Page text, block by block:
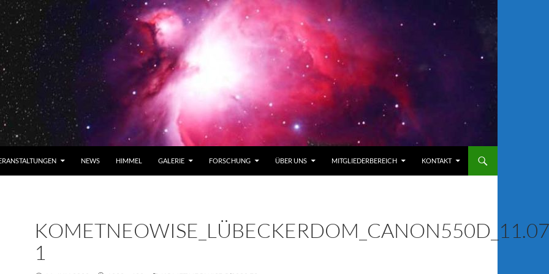
NEWS HIMMEL GALERIE FORSCHUNG ÜBER UNS MITGLIEDERBEREICH KONTAKT
1